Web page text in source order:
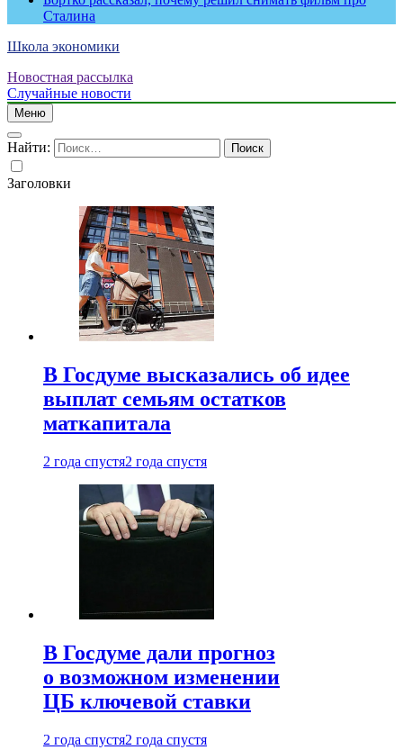
Сталина
Школа экономики
Новостная рассылка
Случайные новости
Меню
Найти:
Заголовки
В Госдуме высказались об идее
выплат семьям остатков
маткапитала
2 года спустя2 года спустя
В Госдуме дали прогноз
о возможном изменении
ЦБ ключевой ставки
2 года спустя2 года спустя